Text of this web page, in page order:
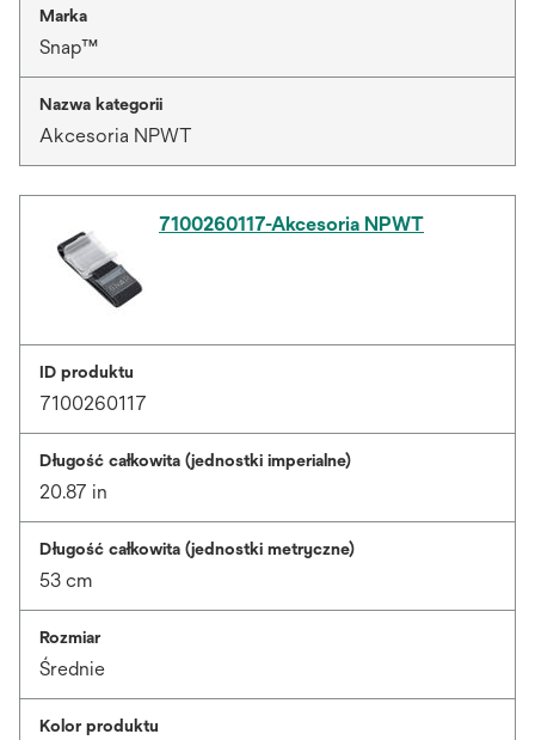
Marka
Snap™
Nazwa kategorii
Akcesoria NPWT
7100260117-Akcesoria NPWT
ID produktu
7100260117
Długość całkowita (jednostki imperialne)
20.87 in
Długość całkowita (jednostki metryczne)
53 cm
Rozmiar
Średnie
Kolor produktu